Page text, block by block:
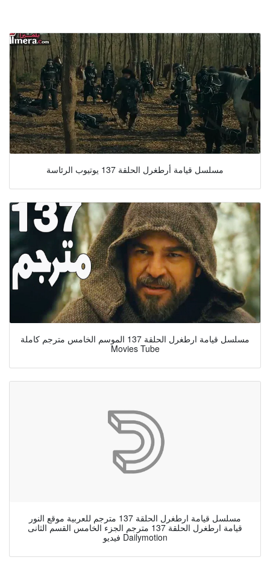
مسلسل قيامة أرطغرل الحلقة 137 يوتيوب الرئاسة
مسلسل قيامة ارطغرل الحلقة 137 الموسم الخامس مترجم كاملة
Movies Tube
مسلسل قيامة ارطغرل الحلقة 137 مترجم للعربية موقع النور
قيامة ارطغرل الحلقة 137 مترجم الجزء الخامس القسم الثانى
فيديو Dailymotion